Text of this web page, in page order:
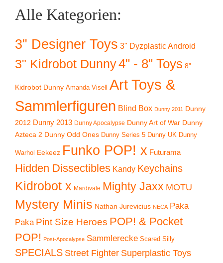
Alle Kategorien:
3" Designer Toys 3" Dyzplastic Android
3" Kidrobot Dunny4" - 8" Toys 8"
Kidrobot Dunny Amanda Visell Art Toys &
Sammlerfiguren Blind Box Dunny 2011 Dunny
2012 Dunny 2013 Dunny Apocalypse Dunny Art of War Dunny
Azteca 2 Dunny Odd Ones Dunny Series 5 Dunny UK Dunny
Warhol Eekeez Funko POP! x Futurama
Hidden Dissectibles Kandy Keychains
Kidrobot x Mardivale Mighty Jaxx MOTU
Mystery Minis Nathan Jurevicius NECA Paka
Paka Pint Size Heroes POP! & Pocket
POP! Post-Apocalypse Sammlerecke Scared Silly
SPECIALS Street Fighter Superplastic Toys